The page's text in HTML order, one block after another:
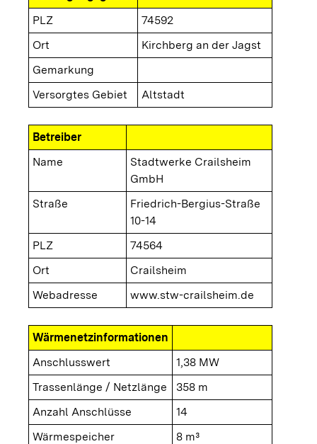
PLZ
74592
Ort
Kirchberg an der Jagst
Gemarkung
Versorgtes Gebiet
Altstadt
Betreiber
Name
Stadtwerke Crailsheim
GmbH
Straße
Friedrich-Bergius-Straße
10-14
PLZ
74564
Ort
Crailsheim
Webadresse
www.stw-crailsheim.de
Wärmenetzinformationen
Anschlusswert
1,38 MW
Trassenlänge / Netzlänge
358 m
Anzahl Anschlüsse
14
Wärmespeicher
8 m³